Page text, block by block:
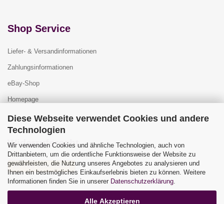
Diese Webseite verwendet Cookies und andere
Technologien
Wir verwenden Cookies und ähnliche Technologien, auch von
Drittanbietern, um die ordentliche Funktionsweise der Website zu
gewährleisten, die Nutzung unseres Angebotes zu analysieren und
Ihnen ein bestmögliches Einkaufserlebnis bieten zu können. Weitere
Informationen finden Sie in unserer Datenschutzerklärung
Alle Akzeptieren
Shop Service
Liefer- & Versandinformationen
Zahlungsinformationen
eBay-Shop
Homepage
Widerrufsrecht
Vertrag widerrufen
Widerrufsbelehrung